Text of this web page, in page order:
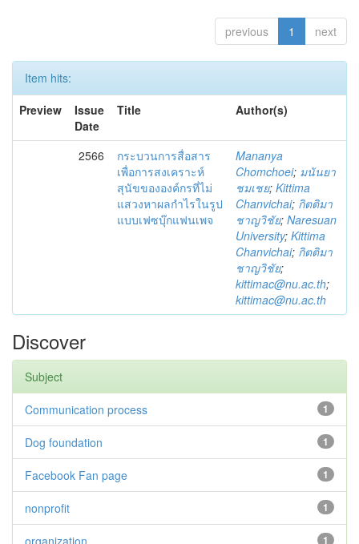
previous 1 next
Item hits:
Preview
Issue
Date
Title Author(s)
2566
กระบวนการสื่อสาร
เพื่อการสงเคราะห์
สุนัขขององค์กรที่ไม่
แสวงหาผลกำไรในรูป
แบบเฟซบุ๊กแฟนเพจ
Mananya
Chomchoei; มนันยา
ชมเชย; Kittima
Chanvichai; กิตติมา
ชาญวิชัย; Naresuan
University; Kittima
Chanvichai; กิตติมา
ชาญวิชัย;
kittimac@nu.ac.th;
kittimac@nu.ac.th
Discover
Subject
1
Communication process
1
Dog foundation
1
Facebook Fan page
1
nonprofit
1
organization